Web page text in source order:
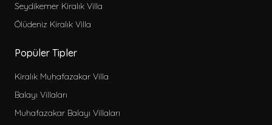
Seydikemer Kiralık Villa
Ölüdeniz Kiralık Villa
Popüler Tipler
Kiralık Muhafazakar Villa
Balayı Villaları
Muhafazakar Balayı Villaları